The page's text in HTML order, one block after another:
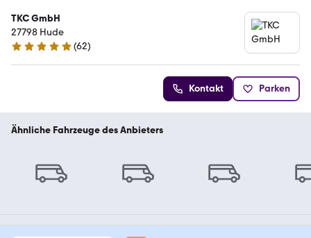
TKC GmbH
27798 Hude
5 Sterne
(62)
Kontakt Parken
Ähnliche Fahrzeuge des Anbieters